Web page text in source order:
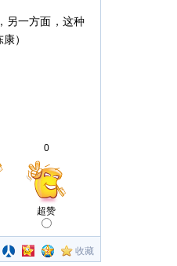
一方面，这种
）
0
超赞
收藏